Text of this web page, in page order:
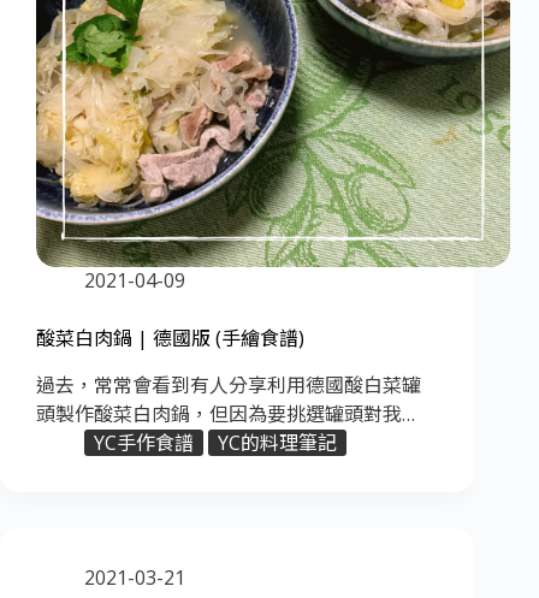
2021-04-09
酸菜白肉鍋 | 德國版 (手繪食譜)
過去，常常會看到有人分享利用德國酸白菜罐
頭製作酸菜白肉鍋，但因為要挑選罐頭對我…
YC手作食譜
YC的料理筆記
2021-03-21